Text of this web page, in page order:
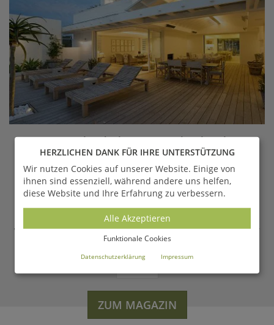
Terrassenüberdachung aus Holz, Alu, Glas &
Metal...
Jenny | Apr 27 |
Für Terrassenüberdachungen kommen verschiedene
Materialien in Frage. Lesen Sie im Artikel, was bei der
Montage einer Terrassenüberdachung zu beachten ist und
wie Sie anhand unserer Anleitung Ihr Terrassendach selber
bauen können!
ZUM MAGAZIN
HERZLICHEN DANK FÜR IHRE UNTERSTÜTZUNG
Wir nutzen Cookies auf unserer Website. Einige von
ihnen sind essenziell, während andere uns helfen,
diese Website und Ihre Erfahrung zu verbessern.
Alle Akzeptieren
Funktionale Cookies
Datenschutzerklärung Impressum